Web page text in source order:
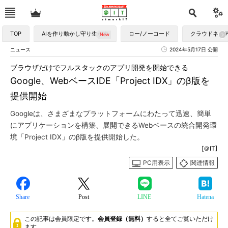
TOP AIを作り動かし守り生かす ロー/ノーコード クラウドネイ
ニュース 2024年5月17日 公開
Google、WebベースIDE「Project IDX」のβ版を
提供開始
ブラウザだけでフルスタックのアプリ開発を開始できる
Googleは、さまざまなプラットフォームにわたって迅速、簡単
にアプリケーションを構築、展開できるWebベースの統合開発環
境「Project IDX」のβ版を提供開始した。
[＠IT]
PC用表示
関連情報
Share Post LINE Hatena
この記事は会員限定です。 会員登録（無料） すると全てご覧いただけ